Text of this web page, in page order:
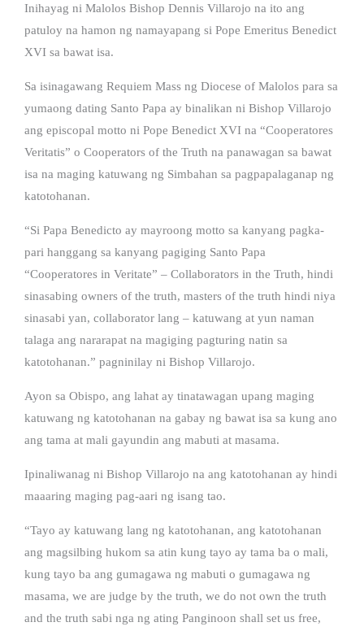
Inihayag ni Malolos Bishop Dennis Villarojo na ito ang
patuloy na hamon ng namayapang si Pope Emeritus Benedict
XVI sa bawat isa.
Sa isinagawang Requiem Mass ng Diocese of Malolos para sa
yumaong dating Santo Papa ay binalikan ni Bishop Villarojo
ang episcopal motto ni Pope Benedict XVI na “Cooperatores
Veritatis” o Cooperators of the Truth na panawagan sa bawat
isa na maging katuwang ng Simbahan sa pagpapalaganap ng
katotohanan.
“Si Papa Benedicto ay mayroong motto sa kanyang pagka-
pari hanggang sa kanyang pagiging Santo Papa
“Cooperatores in Veritate” – Collaborators in the Truth, hindi
sinasabing owners of the truth, masters of the truth hindi niya
sinasabi yan, collaborator lang – katuwang at yun naman
talaga ang nararapat na magiging pagturing natin sa
katotohanan.” pagninilay ni Bishop Villarojo.
Ayon sa Obispo, ang lahat ay tinatawagan upang maging
katuwang ng katotohanan na gabay ng bawat isa sa kung ano
ang tama at mali gayundin ang mabuti at masama.
Ipinaliwanag ni Bishop Villarojo na ang katotohanan ay hindi
maaaring maging pag-aari ng isang tao.
“Tayo ay katuwang lang ng katotohanan, ang katotohanan
ang magsilbing hukom sa atin kung tayo ay tama ba o mali,
kung tayo ba ang gumagawa ng mabuti o gumagawa ng
masama, we are judge by the truth, we do not own the truth
and the truth sabi nga ng ating Panginoon shall set us free,